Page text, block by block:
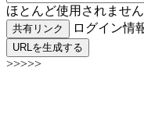
ほとんど使用されません
共有リンク ログイン情
URLを生成する
>>>>>